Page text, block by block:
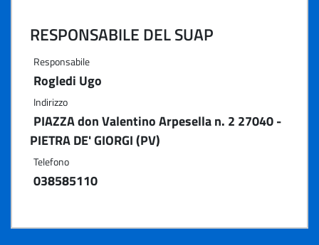
RESPONSABILE DEL SUAP
Responsabile
Rogledi Ugo
Indirizzo
PIAZZA don Valentino Arpesella n. 2 27040 -
PIETRA DE' GIORGI (PV)
Telefono
038585110